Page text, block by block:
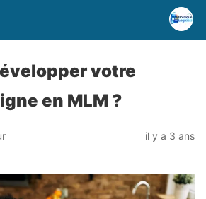
votre
en MLM ?
il y a 3 ans